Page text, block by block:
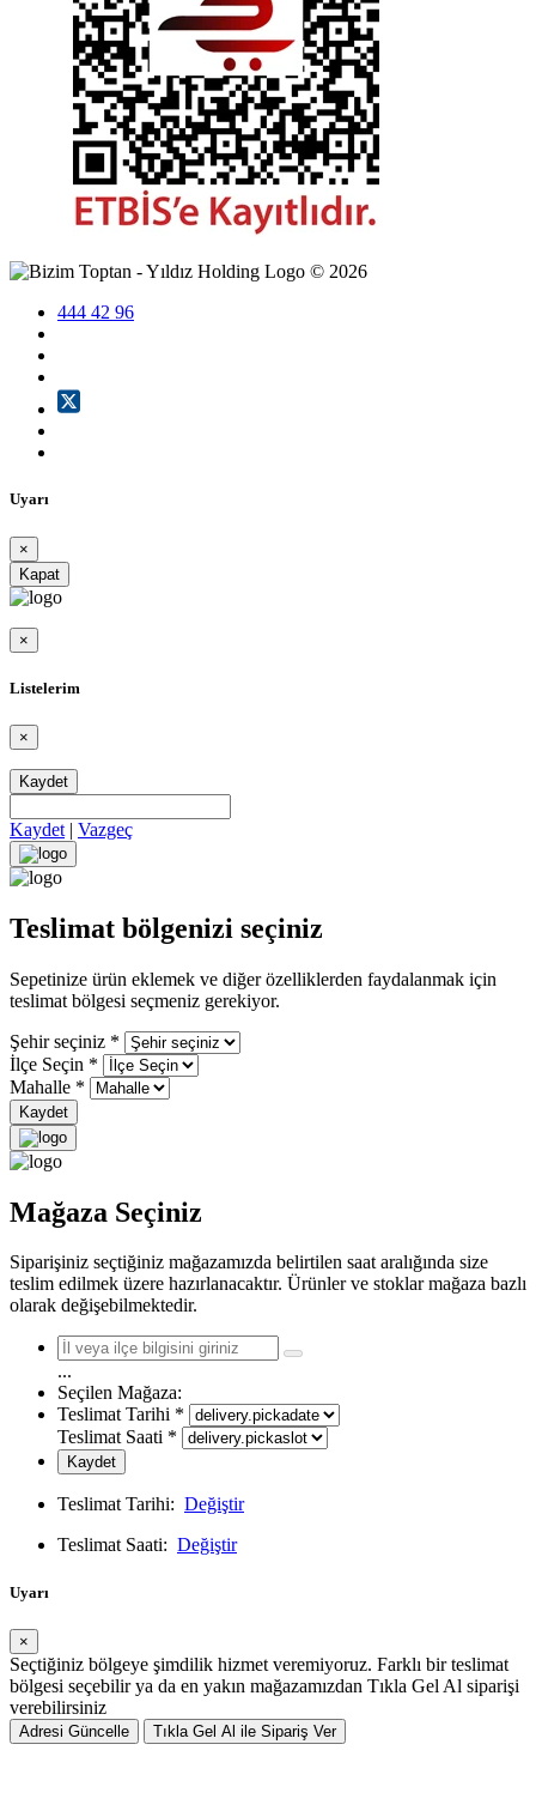
© 2026
444 42 96
Uyarı
×
Kapat
×
Listelerim
×
Kaydet
Kaydet | Vazgeç
Teslimat bölgenizi seçiniz
Sepetinize ürün eklemek ve diğer özelliklerden faydalanmak için
teslimat bölgesi seçmeniz gerekiyor.
Şehir seçiniz *
İlçe Seçin *
Mahalle *
Kaydet
Mağaza Seçiniz
Siparişiniz seçtiğiniz mağazamızda belirtilen saat aralığında size
teslim edilmek üzere hazırlanacaktır. Ürünler ve stoklar mağaza bazlı
olarak değişebilmektedir.
...
Seçilen Mağaza:
Teslimat Tarihi *
Teslimat Saati *
Kaydet
Teslimat Tarihi: Değiştir
Teslimat Saati: Değiştir
Uyarı
×
Seçtiğiniz bölgeye şimdilik hizmet veremiyoruz. Farklı bir teslimat
bölgesi seçebilir ya da en yakın mağazamızdan Tıkla Gel Al siparişi
verebilirsiniz
Adresi Güncelle Tıkla Gel Al ile Sipariş Ver